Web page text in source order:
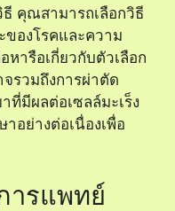
ธี คุณสามารถเลือกวิธี
องโรคและความ
ารือเกี่ยวกับตัวเลือก
รวมถึงการผ่าตัด
ที่มีผลต่อเซลล์มะเร็ง
อย่างต่อเนื่องเพื่อ
ารแพทย์